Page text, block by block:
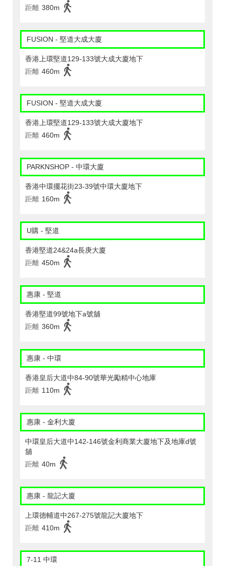
距離 380m
FUSION - 堅道大成大廈
香港上環堅道129-133號大成大廈地下
距離 460m
FUSION - 堅道大成大廈
香港上環堅道129-133號大成大廈地下
距離 460m
PARKNSHOP - 中環大廈
香港中環擺花街23-39號中環大廈地下
距離 160m
U購 - 堅道
香港堅道24&24a長庚大廈
距離 450m
惠康 - 堅道
香港堅道99號地下a號舖
距離 360m
惠康 - 中環
香港皇后大道中84-90號華光勵精中心地庫
距離 110m
惠康 - 金利大廈
中環皇后大道中142-146號金利商業大廈地下及地庫d號
舖
距離 40m
惠康 - 龍記大廈
上環德輔道中267-275號龍記大廈地下
距離 410m
7-11 中環